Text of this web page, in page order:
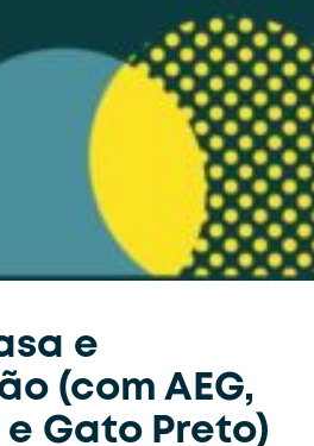
e
(com AEG,
e Gato Preto)